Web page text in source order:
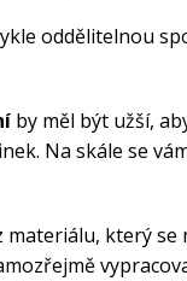
oddělitelnou
by měl být užší,
Na skále se
materiálu, který